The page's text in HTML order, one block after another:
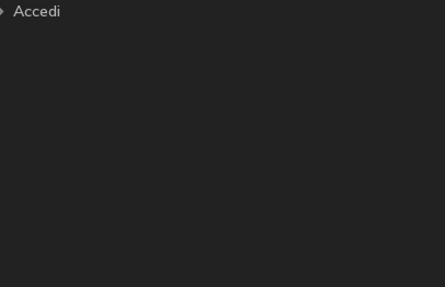
Accedi